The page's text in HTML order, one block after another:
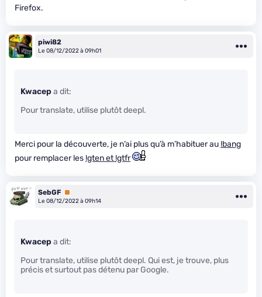
Firefox.
piwi82
Le 08/12/2022 à 09h01
Kwacep a dit:
Pour translate, utilise plutôt deepl.
Merci pour la découverte, je n’ai plus qu’à m’habituer au !bang
pour remplacer les !gten et !gtfr
SebGF Premium
Le 08/12/2022 à 09h14
Kwacep a dit:
Pour translate, utilise plutôt deepl. Qui est, je trouve, plus
précis et surtout pas détenu par Google.